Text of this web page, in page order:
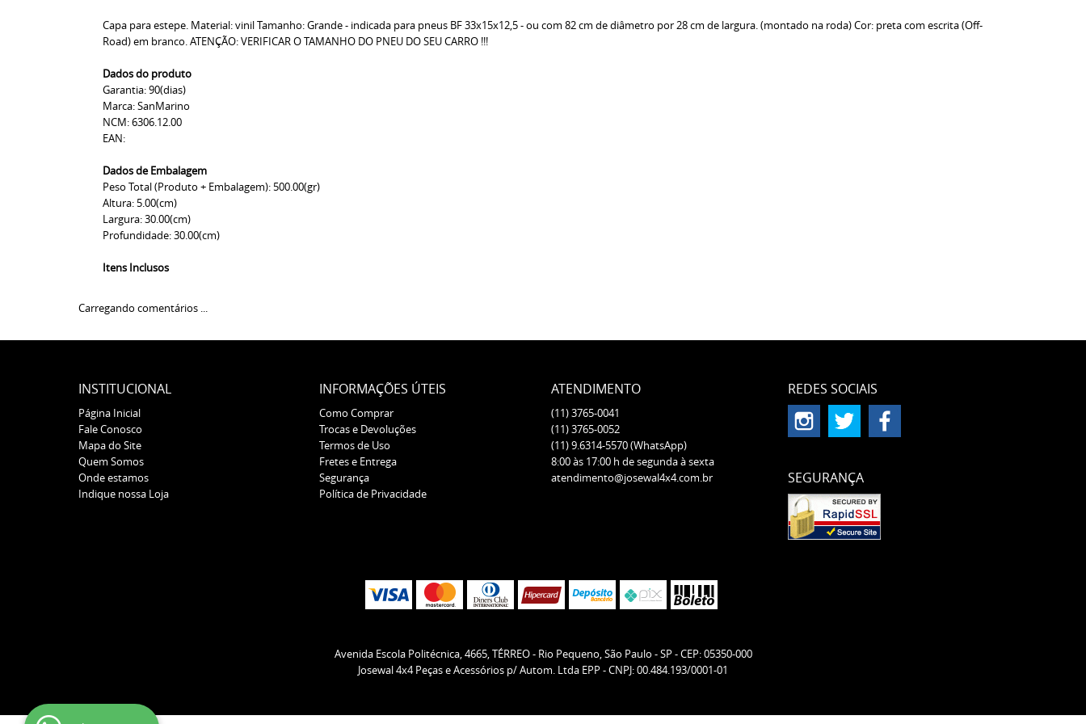
Capa para estepe. Material: vinil Tamanho: Grande - indicada para pneus BF 33x15x12,5 - ou com 82 cm de diâmetro por 28 cm de largura. (montado na roda) Cor: preta com escrita (Off-
Road) em branco. ATENÇÃO: VERIFICAR O TAMANHO DO PNEU DO SEU CARRO !!!
Dados do produto
Garantia: 90(dias)
Marca: SanMarino
NCM: 6306.12.00
EAN:
Dados de Embalagem
Peso Total (Produto + Embalagem): 500.00(gr)
Altura: 5.00(cm)
Largura: 30.00(cm)
Profundidade: 30.00(cm)
Itens Inclusos
Carregando comentários ...
INSTITUCIONAL
Página Inicial
Fale Conosco
Mapa do Site
Quem Somos
Onde estamos
Indique nossa Loja
INFORMAÇÕES ÚTEIS
Como Comprar
Trocas e Devoluções
Termos de Uso
Fretes e Entrega
Segurança
Política de Privacidade
ATENDIMENTO
(11)3765-0041
(11)3765-0052
(11)9.6314-5570(WhatsApp)
8:00 às 17:00 h de segunda à sexta
atendimento@josewal4x4.com.br
REDES SOCIAIS
SEGURANÇA
Avenida Escola Politécnica, 4665, TÉRREO- Rio Pequeno, São Paulo -SP -CEP: 05350-000
Josewal 4x4 Peças e Acessórios p/ Autom. Ltda EPP - CNPJ: 00.484.193/0001-01